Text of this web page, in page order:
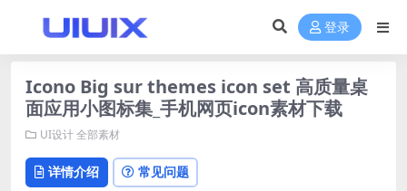
登录
Icono Big sur themes icon set 高质量桌
面应用小图标集_手机网页icon素材下载
UI设计全部素材
详情介绍 常见问题